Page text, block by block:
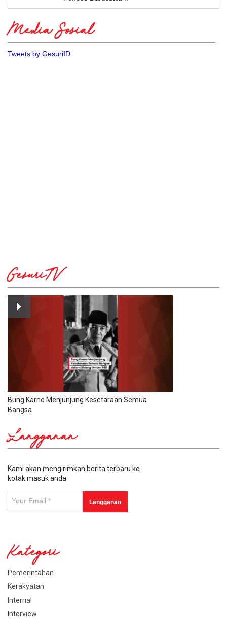
Media Sosial
Tweets by GesuriID
GesuriTV
Bung Karno Menjunjung Kesetaraan Semua
Bangsa
Langganan
Kami akan mengirimkan berita terbaru ke
kotak masuk anda
Kategori
Pemerintahan
Kerakyatan
Internal
Interview